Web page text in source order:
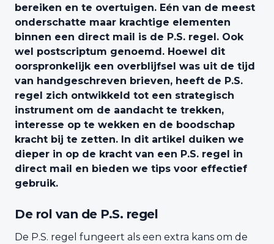
bereiken en te overtuigen. Eén van de meest
onderschatte maar krachtige elementen
binnen een direct mail is de P.S. regel. Ook
wel postscriptum genoemd. Hoewel dit
oorspronkelijk een overblijfsel was uit de tijd
van handgeschreven brieven, heeft de P.S.
regel zich ontwikkeld tot een strategisch
instrument om de aandacht te trekken,
interesse op te wekken en de boodschap
kracht bij te zetten. In dit artikel duiken we
dieper in op de kracht van een P.S. regel in
direct mail en bieden we tips voor effectief
gebruik.
De rol van de P.S. regel
De P.S. regel fungeert als een extra kans om de